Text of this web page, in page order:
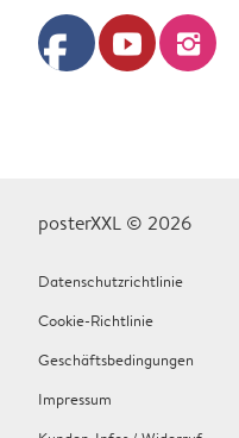
facebook youtube instagram
posterXXL © 2026
Datenschutzrichtlinie
Cookie-Richtlinie
Geschäftsbedingungen
Impressum